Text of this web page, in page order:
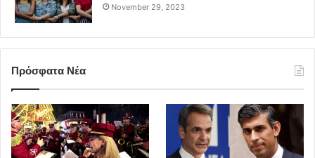
November 29, 2023
Πρόσφατα Νέα